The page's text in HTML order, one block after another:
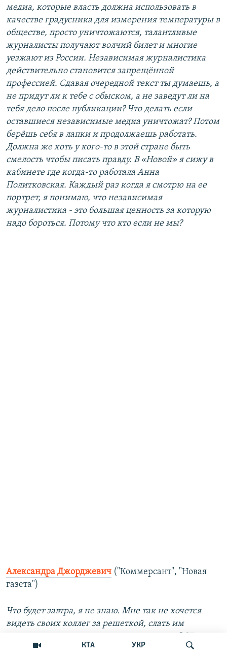
КТА УКР
медиа, которые власть должна использовать в
качестве градусника для измерения температуры в
обществе, просто уничтожаются, талантливые
журналисты получают волчий билет и многие
уезжают из России. Независимая журналистика
действительно становится запрещённой
профессией. Сдавая очередной текст ты думаешь, а
не придут ли к тебе с обыском, а не заведут ли на
тебя дело после публикации? Что делать если
оставшиеся независимые медиа уничтожат? Потом
берёшь себя в лапки и продолжаешь работать.
Должна же хоть у кого-то в этой стране быть
смелость чтобы писать правду. В «Новой» я сижу в
кабинете где когда-то работала Анна
Политковская. Каждый раз когда я смотрю на ее
портрет, я понимаю, что независимая
журналистика - это большая ценность за которую
надо бороться. Потому что кто если не мы?
Александра Джорджевич ("Коммерсант", "Новая
газета")
Что будет завтра, я не знаю. Мне так не хочется
видеть своих коллег за решеткой, слать им
полностью запрещающий работать лично мне,